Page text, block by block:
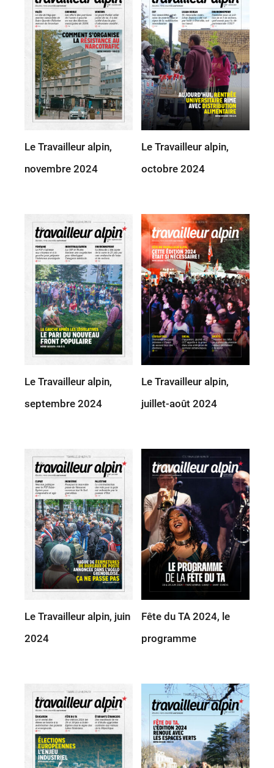
Le Travailleur alpin,
novembre 2024
Le Travailleur alpin,
octobre 2024
Le Travailleur alpin,
septembre 2024
Le Travailleur alpin,
juillet-août 2024
Le Travailleur alpin, juin
2024
Fête du TA 2024, le
programme